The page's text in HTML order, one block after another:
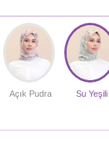
Açık Pudra Su Yeşili